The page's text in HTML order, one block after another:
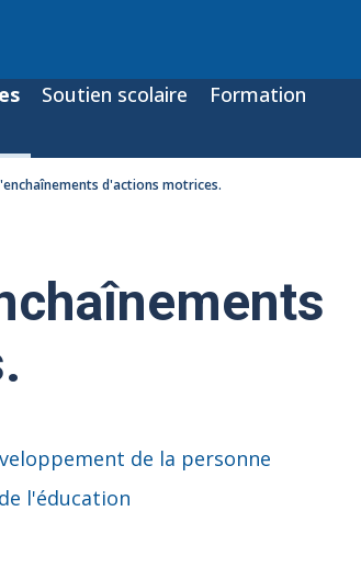
Soutien scolaire Formation
d'actions motrices.
de la personne
l'éducation